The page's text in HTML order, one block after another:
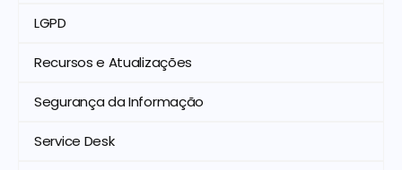
LGPD
Recursos e Atualizações
Segurança da Informação
Service Desk